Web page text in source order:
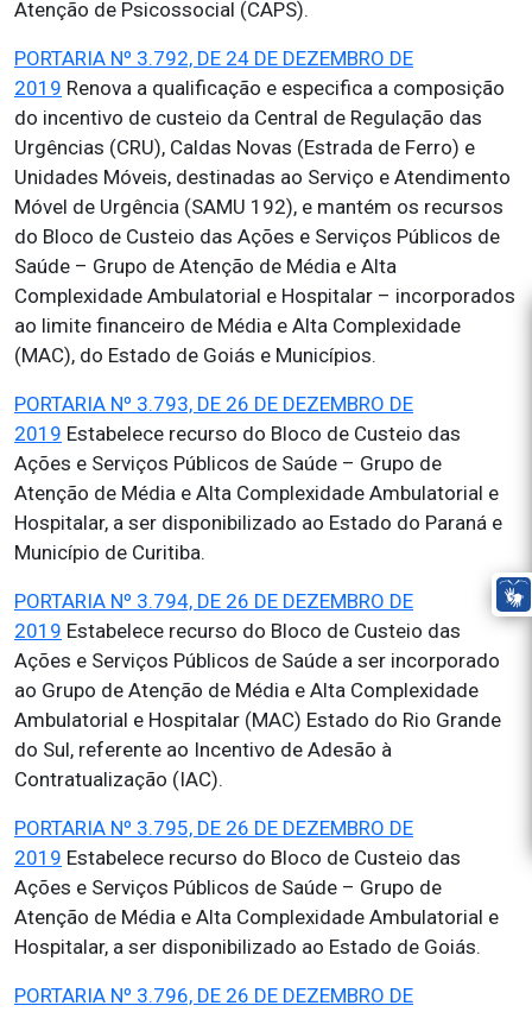
Atenção de Psicossocial (CAPS).
PORTARIA Nº 3.792, DE 24 DE DEZEMBRO DE
2019 Renova a qualificação e especifica a composição
do incentivo de custeio da Central de Regulação das
Urgências (CRU), Caldas Novas (Estrada de Ferro) e
Unidades Móveis, destinadas ao Serviço e Atendimento
Móvel de Urgência (SAMU 192), e mantém os recursos
do Bloco de Custeio das Ações e Serviços Públicos de
Saúde – Grupo de Atenção de Média e Alta
Complexidade Ambulatorial e Hospitalar – incorporados
ao limite financeiro de Média e Alta Complexidade
(MAC), do Estado de Goiás e Municípios.
PORTARIA Nº 3.793, DE 26 DE DEZEMBRO DE
2019 Estabelece recurso do Bloco de Custeio das
Ações e Serviços Públicos de Saúde – Grupo de
Atenção de Média e Alta Complexidade Ambulatorial e
Hospitalar, a ser disponibilizado ao Estado do Paraná e
Município de Curitiba.
PORTARIA Nº 3.794, DE 26 DE DEZEMBRO DE
2019 Estabelece recurso do Bloco de Custeio das
Ações e Serviços Públicos de Saúde a ser incorporado
ao Grupo de Atenção de Média e Alta Complexidade
Ambulatorial e Hospitalar (MAC) Estado do Rio Grande
do Sul, referente ao Incentivo de Adesão à
Contratualização (IAC).
PORTARIA Nº 3.795, DE 26 DE DEZEMBRO DE
2019 Estabelece recurso do Bloco de Custeio das
Ações e Serviços Públicos de Saúde – Grupo de
Atenção de Média e Alta Complexidade Ambulatorial e
Hospitalar, a ser disponibilizado ao Estado de Goiás.
PORTARIA Nº 3.796, DE 26 DE DEZEMBRO DE